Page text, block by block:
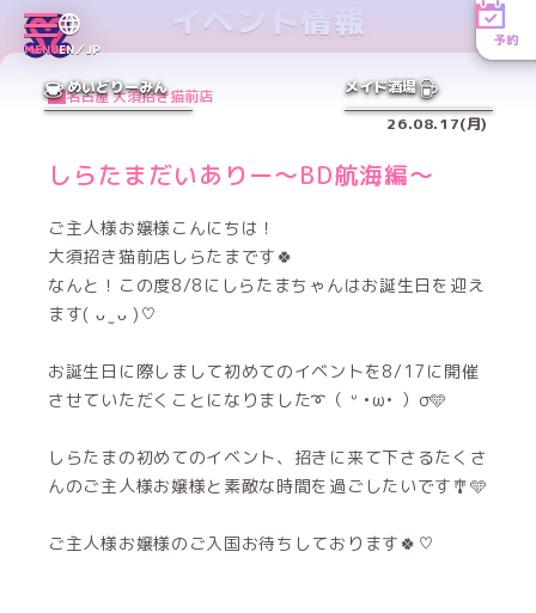
MENUEN／JP
予約
めいどりーみん メイド酒場
イベント情報
名古屋 大須招き猫前店
26.08.17(月)
しらたまだいありー～BD航海編～
ご主人様お嬢様こんにちは！
大須招き猫前店しらたまです🍀
なんと！この度8/8にしらたまちゃんはお誕生日を迎え
ます( ᴗ ̫ ᴗ )♡
お誕生日に際しまして初めてのイベントを8/17に開催
させていただくことになりました➰（ ᐡ •ω• ）σ🩵
しらたまの初めてのイベント、招きに来て下さるたくさ
んのご主人様お嬢様と素敵な時間を過ごしたいです🎐🩵
ご主人様お嬢様のご入国お待ちしております🍀♡